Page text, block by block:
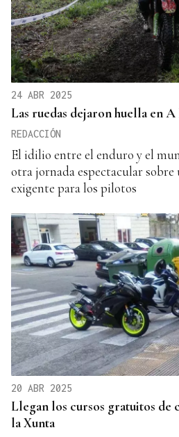
24 ABR 2025
Las ruedas dejaron huella en
REDACCIÓN
El idilio entre el enduro y el
otra jornada espectacular
exigente para los pilotos
20 ABR 2025
Llegan los cursos gratuitos de
la Xunta